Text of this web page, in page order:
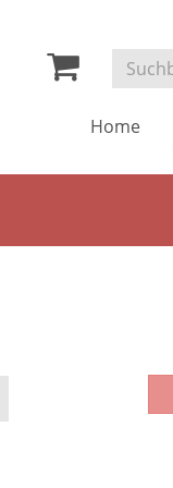
Kurse
suchen
Home